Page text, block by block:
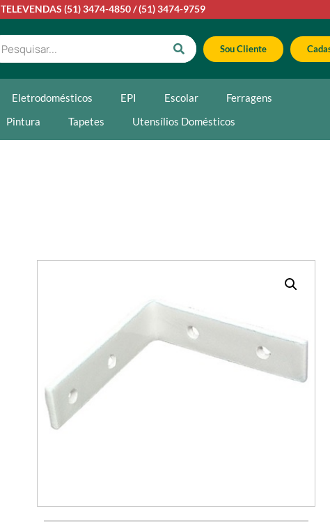
TELEVENDAS (51) 3474-4850/(51) 3474-9759
Sou Cliente
Eletrodomésticos EPI Escolar
Ferragens
Pintura Tapetes Utensílios Domésticos